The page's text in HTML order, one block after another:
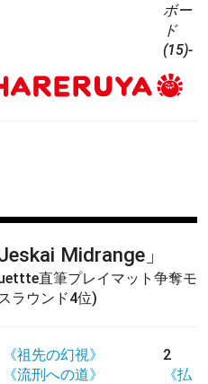
ボー
ド
(15)-
Jeskai Midrange」
直筆プレイマット争奪モ
ラウンド4位)
《祖先の幻視》
《流刑への道》
2
《払